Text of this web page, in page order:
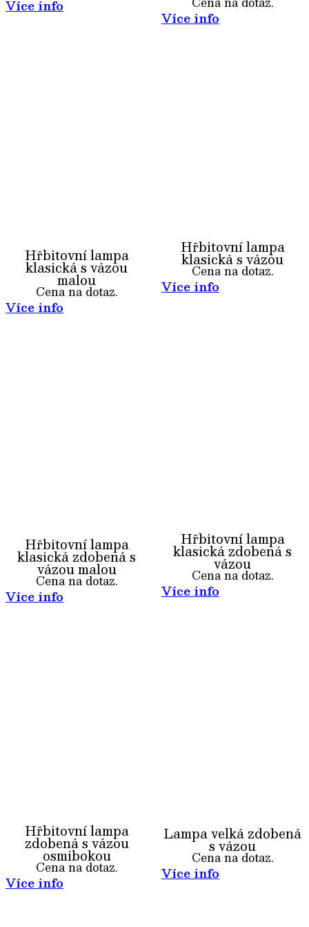
Více info
Více info
Hřbitovní lampa
klasická s vázou
malou
Cena na dotaz.
Více info
Hřbitovní lampa
klasická s vázou
Cena na dotaz.
Více info
Hřbitovní lampa
klasická zdobená s
vázou malou
Cena na dotaz.
Více info
Hřbitovní lampa
klasická zdobená s
vázou
Cena na dotaz.
Více info
Hřbitovní lampa
zdobená s vázou
osmibokou
Cena na dotaz.
Více info
Lampa velká zdobená
s vázou
Cena na dotaz.
Více info